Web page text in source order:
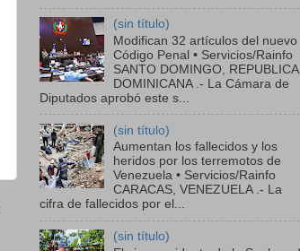
(sin título)
Modifican 32 artículos del nuevo
Código Penal • Servicios/Rainfo
SANTO DOMINGO, REPUBLICA
DOMINICANA .- La Cámara de
Diputados aprobó este s...
(sin título)
Aumentan los fallecidos y los
heridos por los terremotos de
Venezuela • Servicios/Rainfo
CARACAS, VENEZUELA .- La
cifra de fallecidos por el...
(sin título)